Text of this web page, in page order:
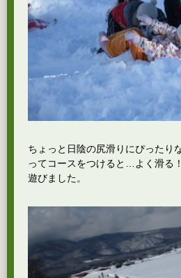
ちょっと日陰の尻滑りにぴったり
ってコースをつけると…よく滑る
遊びました。